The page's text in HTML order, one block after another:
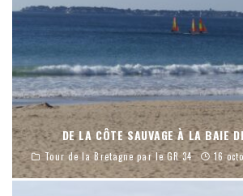
DE LA CÔTE SAUVAGE À LA BAIE
Tour de la Bretagne par le GR 34 16